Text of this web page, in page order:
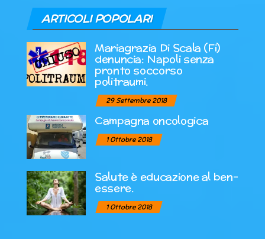
ARTICOLI POPOLARI
Mariagrazia Di Scala (Fi)
denuncia: Napoli senza
pronto soccorso
politraumi.
29 Settembre 2018
Campagna oncologica
1 Ottobre 2018
Salute è educazione al ben-
essere.
1 Ottobre 2018